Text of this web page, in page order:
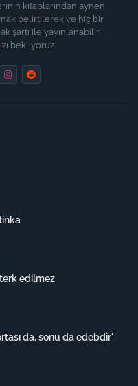
kitaplarından aynen
belirtilerek ve hiç bir
şartı ile yayınlanabilir.
bekliyoruz.
edilmez
da, sonu da edebdir'